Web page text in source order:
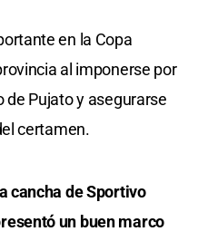
en la Copa
al imponerse por
de Pujato y asegurarse
certamen.
cancha de Sportivo
un buen marco